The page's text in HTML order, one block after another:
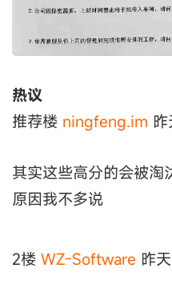
热议
推荐楼 ningfeng.im
其实这些高分的会被淘
原因我不多说
2楼 WZ-Software 昨